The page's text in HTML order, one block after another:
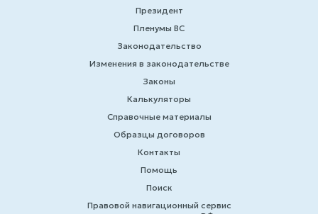
Президент
Пленумы ВС
Законодательство
Изменения в законодательстве
Законы
Калькуляторы
Справочные материалы
Образцы договоров
Контакты
Помощь
Поиск
Правовой навигационный сервис